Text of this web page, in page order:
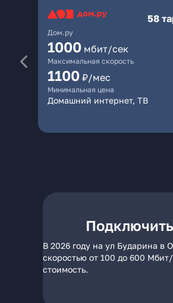
Дом.ру
58
1000 мбит/сек
Максимальная скорость
1100 ₽/мес
Минимальная цена
Домашний интернет, ТВ
В 2026 году на ул Бударина в
скоростью от 100 до 600
стоимость.